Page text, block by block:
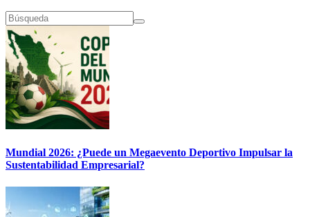
Mundial 2026: ¿Puede un Megaevento Deportivo Impulsar la
Sustentabilidad Empresarial?